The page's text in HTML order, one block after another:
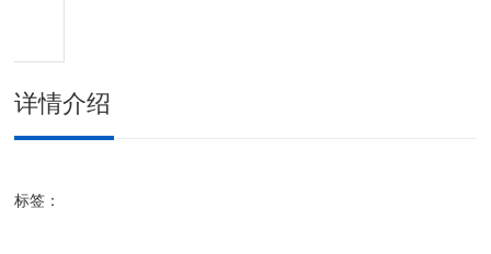
详情介绍
标签：